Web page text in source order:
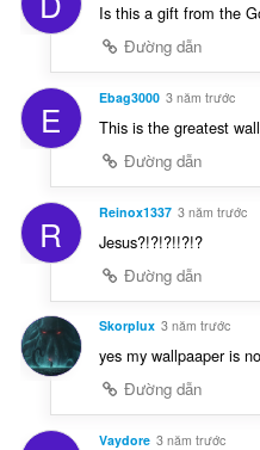
Is this a gift from the
Đường dẫn
E Ebag3000 3 năm trước
This is the greatest
Đường dẫn
R Reinox1337 3 năm trước
Jesus?!?!?!!?!?
Đường dẫn
Skorplux 3 năm trước
yes my wallpaaper is
Đường dẫn
Vaydore 3 năm trước